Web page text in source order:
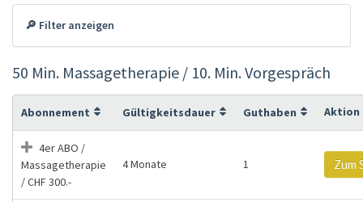
🔎 Filter anzeigen
50 Min. Massagetherapie / 10. Min. Vorgespräch
Abonnement Gültigkeitsdauer Guthaben Aktion
4er ABO /
Massagetherapie
/ CHF 300.-
4 Monate 1 Zum